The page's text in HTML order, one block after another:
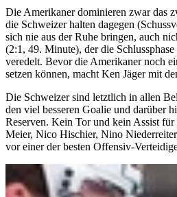
Die Amerikaner dominieren zwar das
die Schweizer halten dagegen
sich nie aus der Ruhe bringen, auch
(2:1, 49. Minute), der die
veredelt. Bevor die Amerikaner noch
setzen können, macht Ken Jäger mit
Die Schweizer sind letztlich in allen
den viel besseren Goalie und darüber
Reserven. Kein Tor und kein Assist
Meier, Nico Hischier, Nino
vor einer der besten Offensiv-